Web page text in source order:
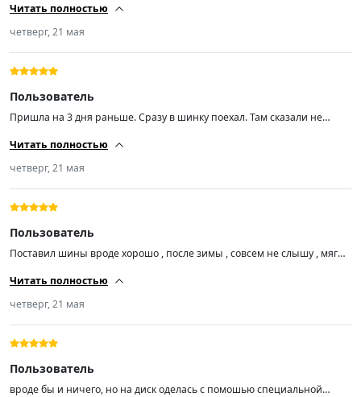
Читать полностью
четверг, 21 мая
Пользователь
Пришла на 3 дня раньше. Сразу в шинку поехал. Там сказали не
шумная. Время и километры покажут на сколько норм резина.
Читать полностью
четверг, 21 мая
Пользователь
Поставил шины вроде хорошо , после зимы , совсем не слышу , мягче
переплачиваем . Допустим тот же мешлен и т. п. По ходу все в китае
эти же сроки в основном).
Читать полностью
четверг, 21 мая
Пользователь
вроде бы и ничего, но на диск оделась с помошью специальной